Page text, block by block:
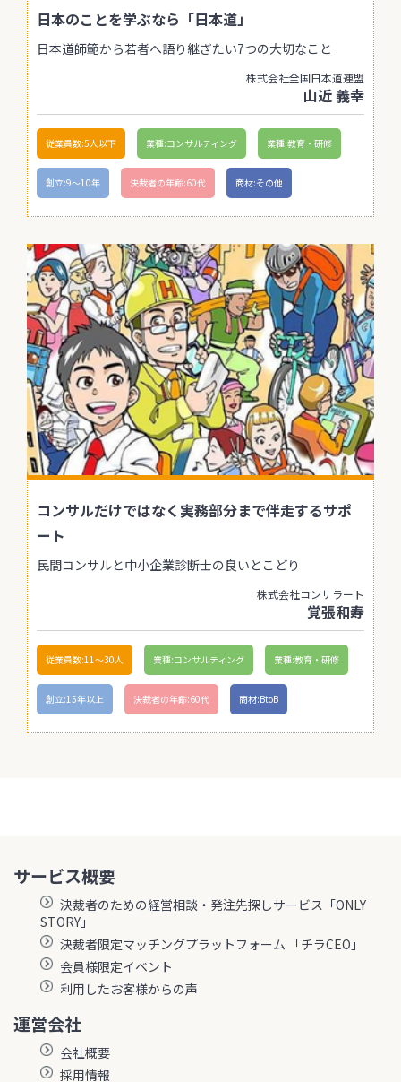
日本のことを学ぶなら「日本道」
日本道師範から若者へ語り継ぎたい7つの大切なこと
株式会社全国日本道連盟
山近 義幸
従業員数:5人以下 業種:コンサルティング 業種:教育・研修
創立:9〜10年 決裁者の年齢:60代 商材:その他
コンサルだけではなく実務部分まで伴走するサポ
ート
民間コンサルと中小企業診断士の良いとこどり
株式会社コンサラート
覚張和寿
従業員数:11〜30人 業種:コンサルティング 業種:教育・研修
創立:15年以上 決裁者の年齢:60代 商材:BtoB
サービス概要
決裁者のための経営相談・発注先探しサービス「ONLY
STORY」
決裁者限定マッチングプラットフォーム 「チラCEO」
会員様限定イベント
利用したお客様からの声
運営会社
会社概要
採用情報